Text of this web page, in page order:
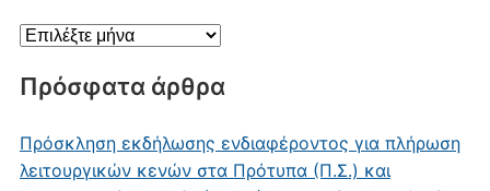
Ιστορικό
Πρόσφατα άρθρα
Πρόσκληση εκδήλωσης ενδιαφέροντος για πλήρωση
λειτουργικών κενών στα Πρότυπα (Π.Σ.) και